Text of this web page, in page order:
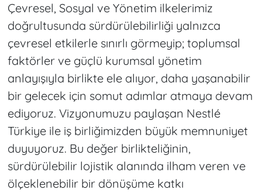
Çevresel, Sosyal ve Yönetim ilkelerimiz
doğrultusunda sürdürülebilirliği yalnızca
çevresel etkilerle sınırlı görmeyip; toplumsal
faktörler ve güçlü kurumsal yönetim
anlayışıyla birlikte ele alıyor, daha yaşanabilir
bir gelecek için somut adımlar atmaya devam
ediyoruz. Vizyonumuzu paylaşan Nestlé
Türkiye ile iş birliğimizden büyük memnuniyet
duyuyoruz. Bu değer birlikteliğinin,
sürdürülebilir lojistik alanında ilham veren ve
ölçeklenebilir bir dönüşüme katkı